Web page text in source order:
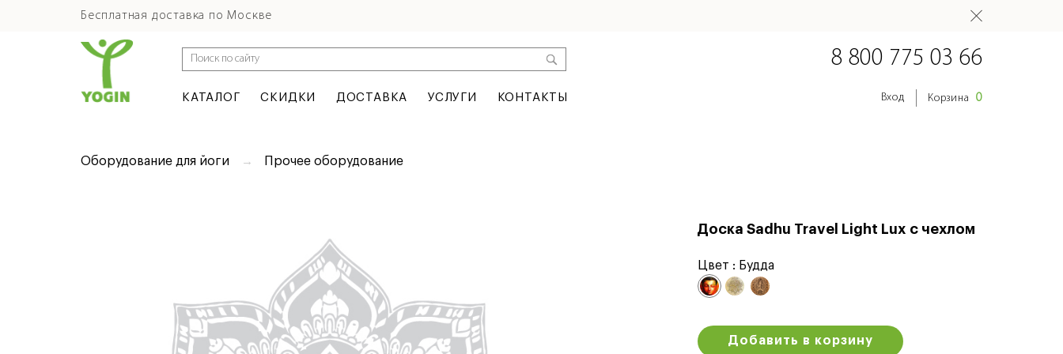
Бесплатная доставка по Москве
КАТАЛОГ СКИДКИ ДОСТАВКА УСЛУГИ КОНТАКТЫ
8 800 775 03 66
Вход Корзина 0
Оборудование для йоги Прочее оборудование
Доска Sadhu Travel Light Lux с чехлом
Цвет : Будда
Добавить в корзину